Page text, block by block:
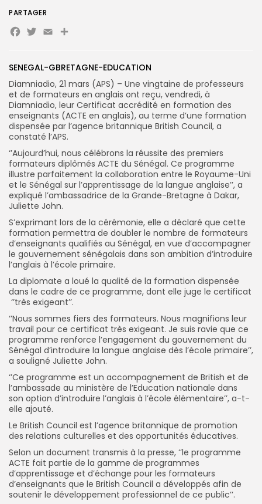
Search
for:
Search
Button
FR
SENEGAL-GBRETAGNE-EDUCATION
Diamniadio, 21 mars (APS) – Une vingtaine de professeurs
et de formateurs en anglais ont reçu, vendredi, à
Diamniadio, leur Certificat accrédité en formation des
enseignants (ACTE en anglais), au terme d’une formation
dispensée par l’agence britannique British Council, a
constaté l’APS.
‘’Aujourd’hui, nous célébrons la réussite des premiers
formateurs diplômés ACTE du Sénégal. Ce programme
illustre parfaitement la collaboration entre le Royaume-Uni
et le Sénégal sur l’apprentissage de la langue anglaise’’, a
expliqué l’ambassadrice de la Grande-Bretagne à Dakar,
Juliette John.
S’exprimant lors de la cérémonie, elle a déclaré que cette
formation permettra de doubler le nombre de formateurs
d’enseignants qualifiés au Sénégal, en vue d’accompagner
le gouvernement sénégalais dans son ambition d’introduire
l’anglais à l’école primaire.
La diplomate a loué la qualité de la formation dispensée
dans le cadre de ce programme, dont elle juge le certificat
‘’très exigeant’’.
‘’Nous sommes fiers des formateurs. Nous magnifions leur
travail pour ce certificat très exigeant. Je suis ravie que ce
programme renforce l’engagement du gouvernement du
Sénégal d’introduire la langue anglaise dès l’école primaire’’,
a souligné Juliette John.
‘’Ce programme est un accompagnement de British et de
l’ambassade au ministère de l’Education nationale dans
son option d’introduire l’anglais à l’école élémentaire’’, a-t-
elle ajouté.
Le British Council est l’agence britannique de promotion
des relations culturelles et des opportunités éducatives.
Selon un document transmis à la presse, ‘’le programme
ACTE fait partie de la gamme de programmes
d’apprentissage et d’échange pour les formateurs
d’enseignants que le British Council a développés afin de
soutenir le développement professionnel de ce public’’.
PARTAGER
Facebook
Twitter
EmailPartager